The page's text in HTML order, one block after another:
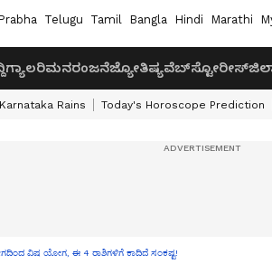
Telugu Tamil Bangla Hindi Marathi
ಗ್ಯಾಲರಿಮನರಂಜನೆಜ್ಯೋತಿಷ್ಯವೆಬ್‌ಸ್ಟೋರೀಸ್
Karnataka Rains Today's Horoscope Prediction
ವಿಷ ಯೋಗ, ಈ 4 ರಾಶಿಗಳಿಗೆ ಕಾದಿದೆ ಸಂಕಷ್ಟ!